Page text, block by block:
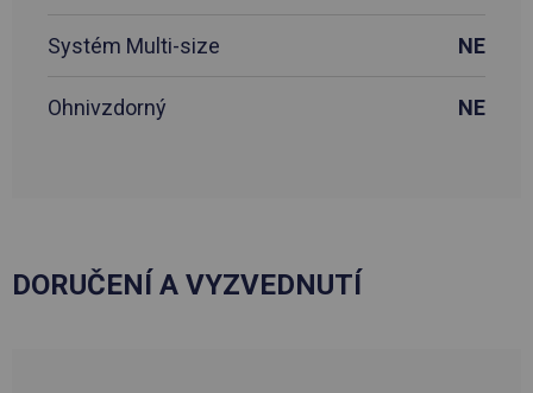
Systém Multi-size NE
Ohnivzdorný NE
DORUČENÍ A VYZVEDNUTÍ